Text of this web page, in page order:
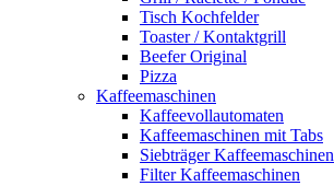
Tisch Kochfelder
Toaster / Kontaktgrill
Beefer Original
Pizza
Kaffeemaschinen
Kaffeevollautomaten
Kaffeemaschinen mit Tabs
Siebträger Kaffeemaschinen
Filter Kaffeemaschinen